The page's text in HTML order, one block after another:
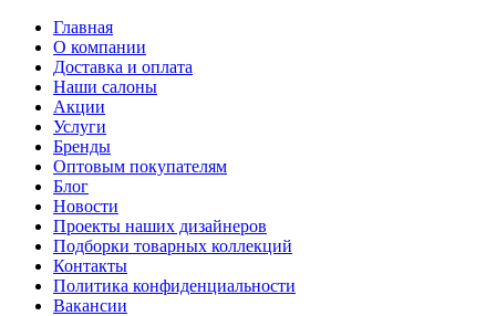
Главная
О компании
Доставка и оплата
Наши cалоны
Акции
Услуги
Бренды
Оптовым покупателям
Блог
Новости
Проекты наших дизайнеров
Подборки товарных коллекций
Контакты
Политика конфиденциальности
Вакансии